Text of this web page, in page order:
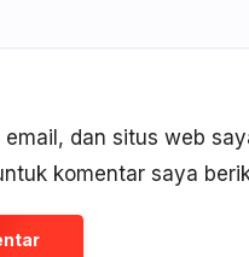
email, dan situs web
komentar saya